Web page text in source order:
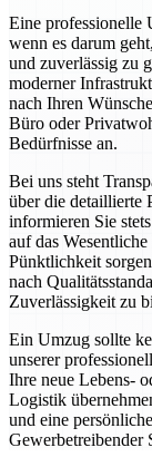
Eine professionelle
wenn es darum
und zuverlässig zu
moderner
nach Ihren
Büro oder
Bedürfnisse an.
Bei uns steht
über die detaillierte
informieren Sie
auf das
Pünktlichkeit
nach
Zuverlässigkeit zu
Ein Umzug sollte
unserer
Ihre neue Lebens-
Logistik
und eine
Gewerbetreibender